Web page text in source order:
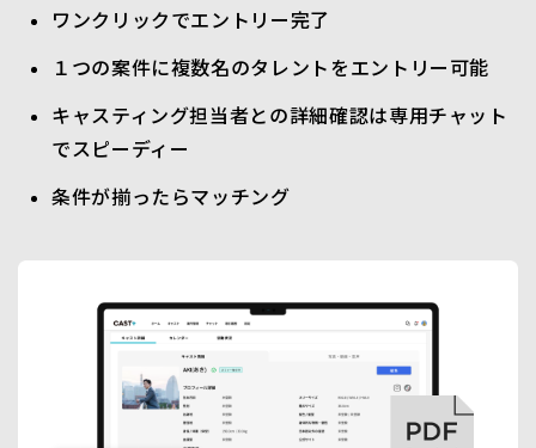
ワンクリックでエントリー完了
１つの案件に複数名のタレントをエントリー可能
キャスティング担当者との詳細確認は専用チャット
でスピーディー
条件が揃ったらマッチング